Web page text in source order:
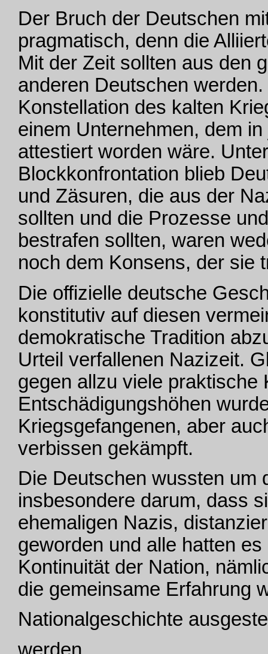
Der Bruch der Deutschen
pragmatisch, denn die
Mit der Zeit sollten aus den
anderen Deutschen
Konstellation des kalten
einem Unternehmen, dem
attestiert worden wäre.
Blockkonfrontation blieb
und Zäsuren, die aus der
sollten und die Prozesse
bestrafen sollten, waren
noch dem Konsens, der sie
Die offizielle deutsche
konstitutiv auf diesen
demokratische Tradition
Urteil verfallenen Nazizeit.
gegen allzu viele praktische
Entschädigungshöhen
Kriegsgefangenen, aber
verbissen gekämpft.
Die Deutschen wussten um
insbesondere darum, dass
ehemaligen Nazis,
geworden und alle hatten
Kontinuität der Nation,
die gemeinsame Erfahrung
Nationalgeschichte
werden.